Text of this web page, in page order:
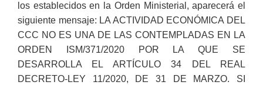
los establecidos en la Orden Ministerial, aparecerá el
siguiente mensaje: LA ACTIVIDAD ECONÓMICA DEL
CCC NO ES UNA DE LAS CONTEMPLADAS EN LA
ORDEN ISM/371/2020 POR LA QUE SE
DESARROLLA EL ARTÍCULO 34 DEL REAL
DECRETO-LEY 11/2020, DE 31 DE MARZO. SI